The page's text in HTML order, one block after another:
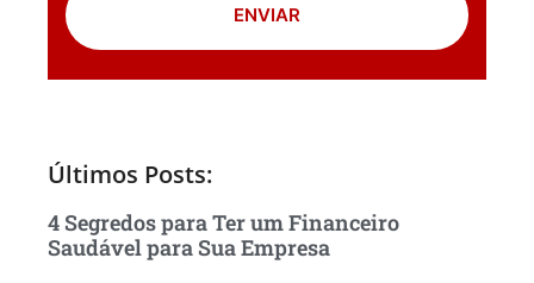
ENVIAR
Últimos Posts:
4 Segredos para Ter um Financeiro
Saudável para Sua Empresa